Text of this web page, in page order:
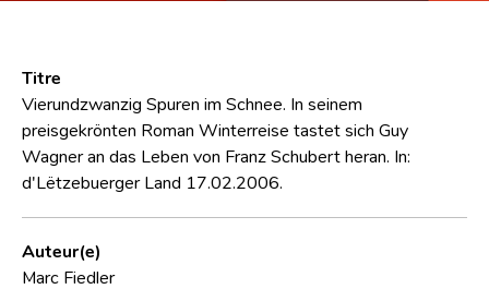
Titre
Vierundzwanzig Spuren im Schnee. In seinem
preisgekrönten Roman Winterreise tastet sich Guy
Wagner an das Leben von Franz Schubert heran. In:
d'Lëtzebuerger Land 17.02.2006.
Auteur(e)
Marc Fiedler